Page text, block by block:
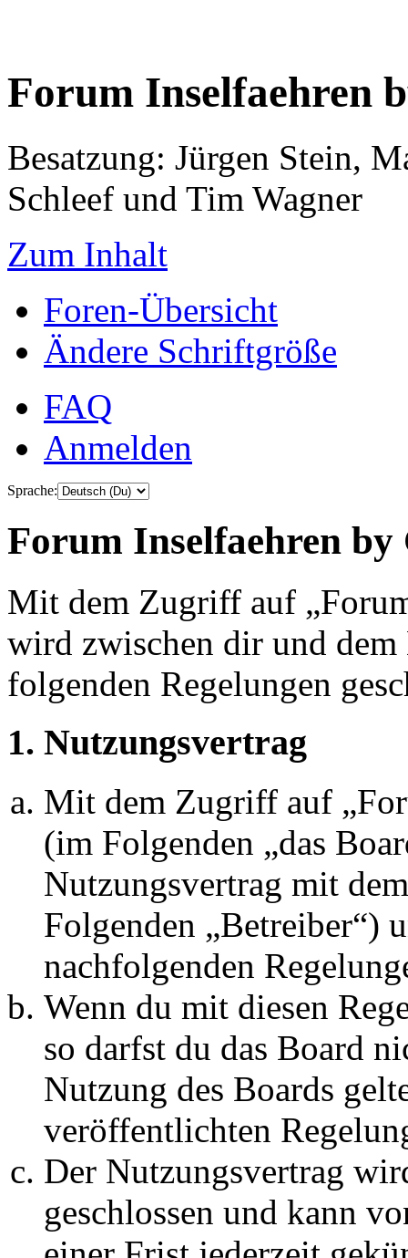
Forum Inselfaehren
Besatzung: Jürgen Stein,
Schleef und Tim Wagner
Zum Inhalt
Foren-Übersicht
Ändere Schriftgröße
FAQ
Anmelden
Sprache:
Forum Inselfaehren
Mit dem Zugriff auf
wird zwischen dir und
folgenden Regelungen
1. Nutzungsvertrag
Mit dem Zugriff auf
(im Folgenden „das
Nutzungsvertrag mit
Folgenden „Betreiber“)
nachfolgenden
Wenn du mit diesen
so darfst du das Board
Nutzung des Boards
veröffentlichten
Der Nutzungsvertrag
geschlossen und kann